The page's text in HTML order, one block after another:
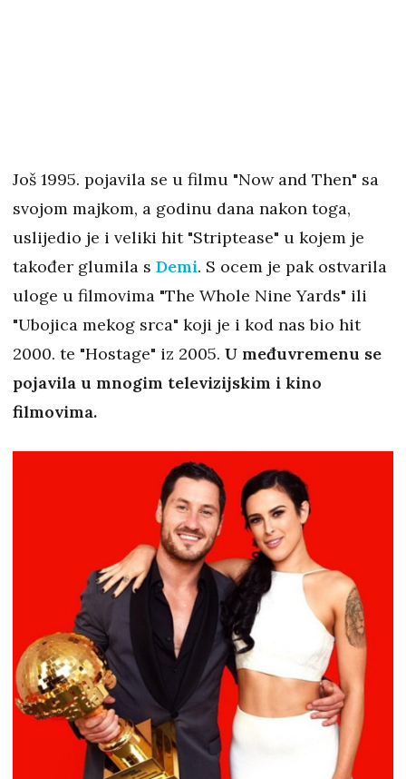
Još 1995. pojavila se u filmu "Now and Then" sa
svojom majkom, a godinu dana nakon toga,
uslijedio je i veliki hit "Striptease" u kojem je
također glumila s Demi. S ocem je pak ostvarila
uloge u filmovima "The Whole Nine Yards" ili
"Ubojica mekog srca" koji je i kod nas bio hit
2000. te "Hostage" iz 2005. U međuvremenu se
pojavila u mnogim televizijskim i kino
filmovima.